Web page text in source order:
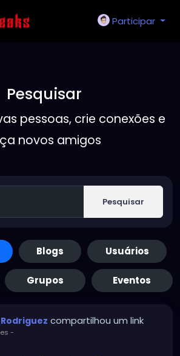
Participar
Pesquisar
pessoas, crie conexões e
novos amigos
Pesquisar
Blogs Usuários
Grupos Eventos
compartilhou um link
-